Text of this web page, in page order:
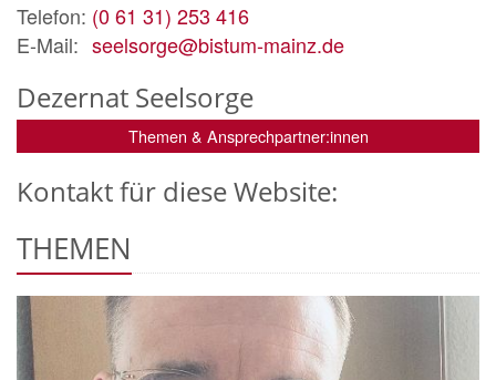
Telefon: (0 61 31) 253 416
E-Mail: seelsorge@bistum-mainz.de
Dezernat Seelsorge
Themen & Ansprechpartner:innen
Kontakt für diese Website:
THEMEN